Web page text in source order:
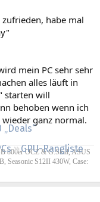
„Deals“
GPU-Rangliste
habe mal
mein PC sehr sehr
alles läuft in
starten will
behoben wenn ich
ganz normal.
800er OCZ & G.Skill, ASUS
Seasonic S12II 430W, Case: